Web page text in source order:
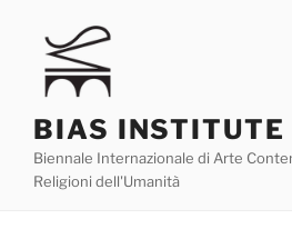
content
BIAS INSTITUTE
Biennale Internazionale di Arte
Religioni dell'Umanità